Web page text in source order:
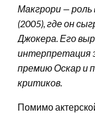
Макгрори — роль
(2005), где он
Джокера. Его
интерпретация
премию Оскар и
критиков.
Помимо